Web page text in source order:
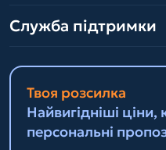
Служба підтримки
Твоя розсилка
Найвигідніші ціни,
персональні